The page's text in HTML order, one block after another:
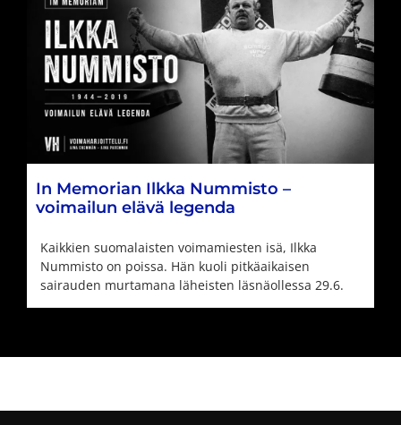
In Memorian Ilkka Nummisto –
voimailun elävä legenda
Kaikkien suomalaisten voimamiesten isä, Ilkka
Nummisto on poissa. Hän kuoli pitkäaikaisen
sairauden murtamana läheisten läsnäollessa 29.6.